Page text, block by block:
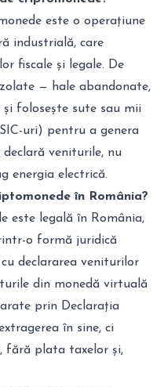
este o operațiune
industrială, care
fiscale și legale. De
— hale abandonate,
folosește sute sau mii
uri) pentru a genera
veniturile, nu
energia electrică.
în România?
este legală în România,
o formă juridică
declararea veniturilor
din monedă virtuală
prin Declarația
în sine, ci
fără plata taxelor și,